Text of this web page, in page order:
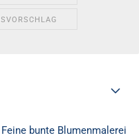
bunte Blumenmalerei